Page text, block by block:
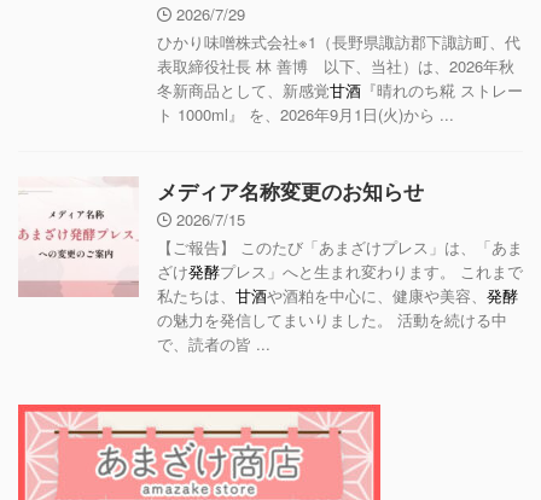
2026/7/29
ひかり味噌株式会社※1（長野県諏訪郡下諏訪町、代
表取締役社長 林 善博 以下、当社）は、2026年秋
冬新商品として、新感覚甘酒 『晴れのち糀 ストレー
ト 1000ml』 を、2026年9月1日(火)から ...
メディア名称変更のお知らせ
2026/7/15
【ご報告】 このたび「あまざけプレス」は、「あま
ざけ発酵プレス」へと生まれ変わります。 これまで
私たちは、 甘酒や酒粕を中心に、健康や美容、 発酵
の魅力を発信してまいりました。 活動を続ける中
で、読者の皆 ...